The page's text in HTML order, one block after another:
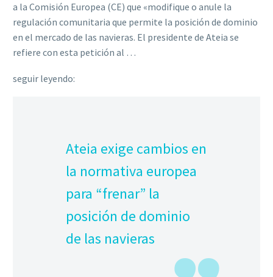
a la Comisión Europea (CE) que «modifique o anule la
regulación comunitaria que permite la posición de dominio
en el mercado de las navieras. El presidente de Ateia se
refiere con esta petición al …
seguir leyendo:
Ateia exige cambios en
la normativa europea
para “frenar” la
posición de dominio
de las navieras